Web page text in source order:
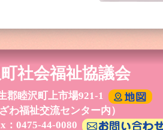
社会福祉協議会
睦沢町上市場921-1
流センター内）
0475-44-0080